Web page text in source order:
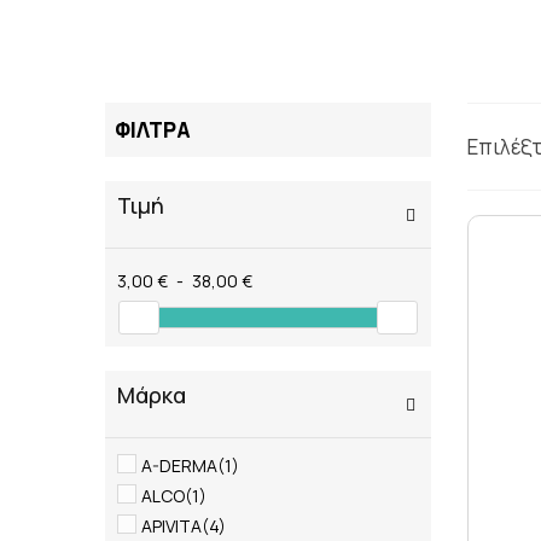
ΦΙΛΤΡΑ
Τιμή
3,00 € - 38,00 €
Μάρκα
A-DERMA(1)
ALCO(1)
APIVITA(4)